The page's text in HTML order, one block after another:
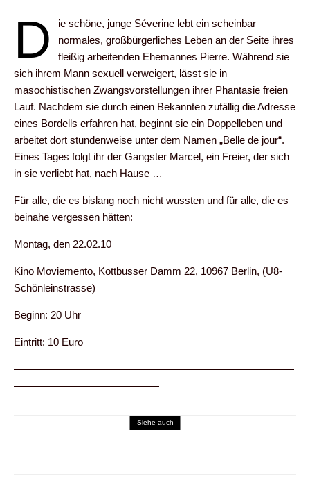
D
ie schöne, junge Séverine lebt ein scheinbar
normales, großbürgerliches Leben an der Seite ihres
fleißig arbeitenden Ehemannes Pierre. Während sie
sich ihrem Mann sexuell verweigert, lässt sie in
masochistischen Zwangsvorstellungen ihrer Phantasie freien
Lauf. Nachdem sie durch einen Bekannten zufällig die Adresse
eines Bordells erfahren hat, beginnt sie ein Doppelleben und
arbeitet dort stundenweise unter dem Namen „Belle de jour“.
Eines Tages folgt ihr der Gangster Marcel, ein Freier, der sich
in sie verliebt hat, nach Hause …
Für alle, die es bislang noch nicht wussten und für alle, die es
beinahe vergessen hätten:
Montag, den 22.02.10
Kino Moviemento, Kottbusser Damm 22, 10967 Berlin, (U8-
Schönleinstrasse)
Beginn: 20 Uhr
Eintritt: 10 Euro
———————————————————————————
——————————————
Siehe auch